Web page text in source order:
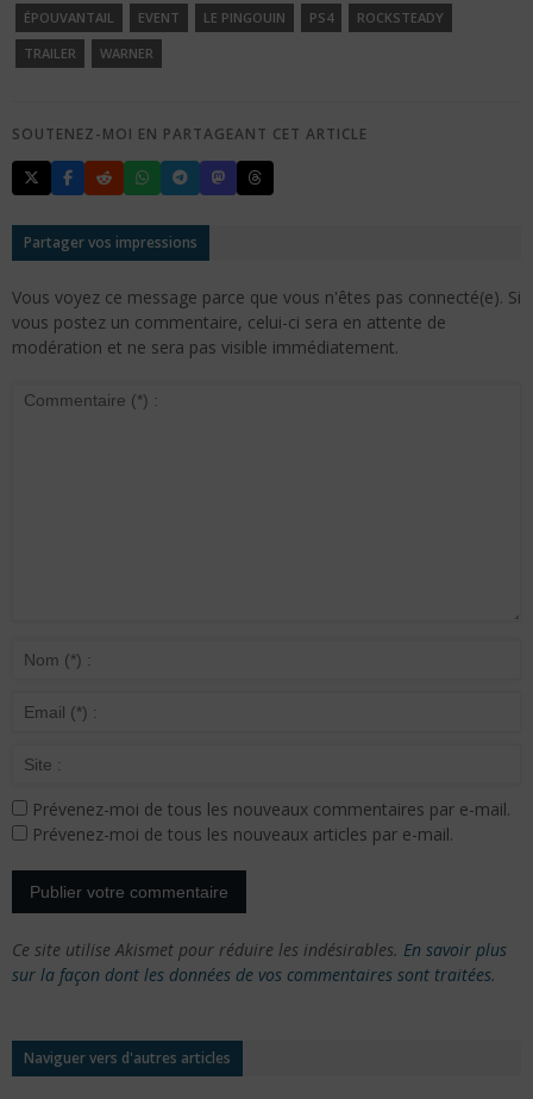
ÉPOUVANTAIL
EVENT LE PINGOUIN PS4
ROCKSTEADY
TRAILER
WARNER
SOUTENEZ-MOI EN PARTAGEANT CET ARTICLE
Partager vos impressions
Vous voyez ce message parce que vous n'êtes pas connecté(e). Si
vous postez un commentaire, celui-ci sera en attente de
modération et ne sera pas visible immédiatement.
Prévenez-moi de tous les nouveaux commentaires par e-mail.
Prévenez-moi de tous les nouveaux articles par e-mail.
Ce site utilise Akismet pour réduire les indésirables. En savoir plus
sur la façon dont les données de vos commentaires sont traitées.
Naviguer vers d'autres articles